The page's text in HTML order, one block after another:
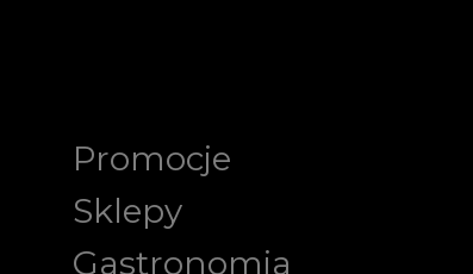
Promocje
Sklepy
Gastronomia